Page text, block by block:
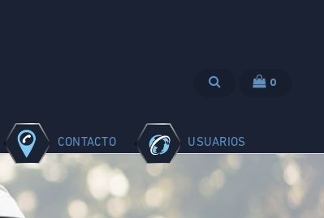
CONTACTO USUARIOS
0